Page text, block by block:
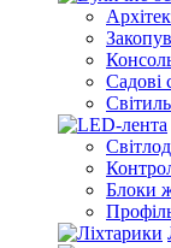
Садові
Блоки